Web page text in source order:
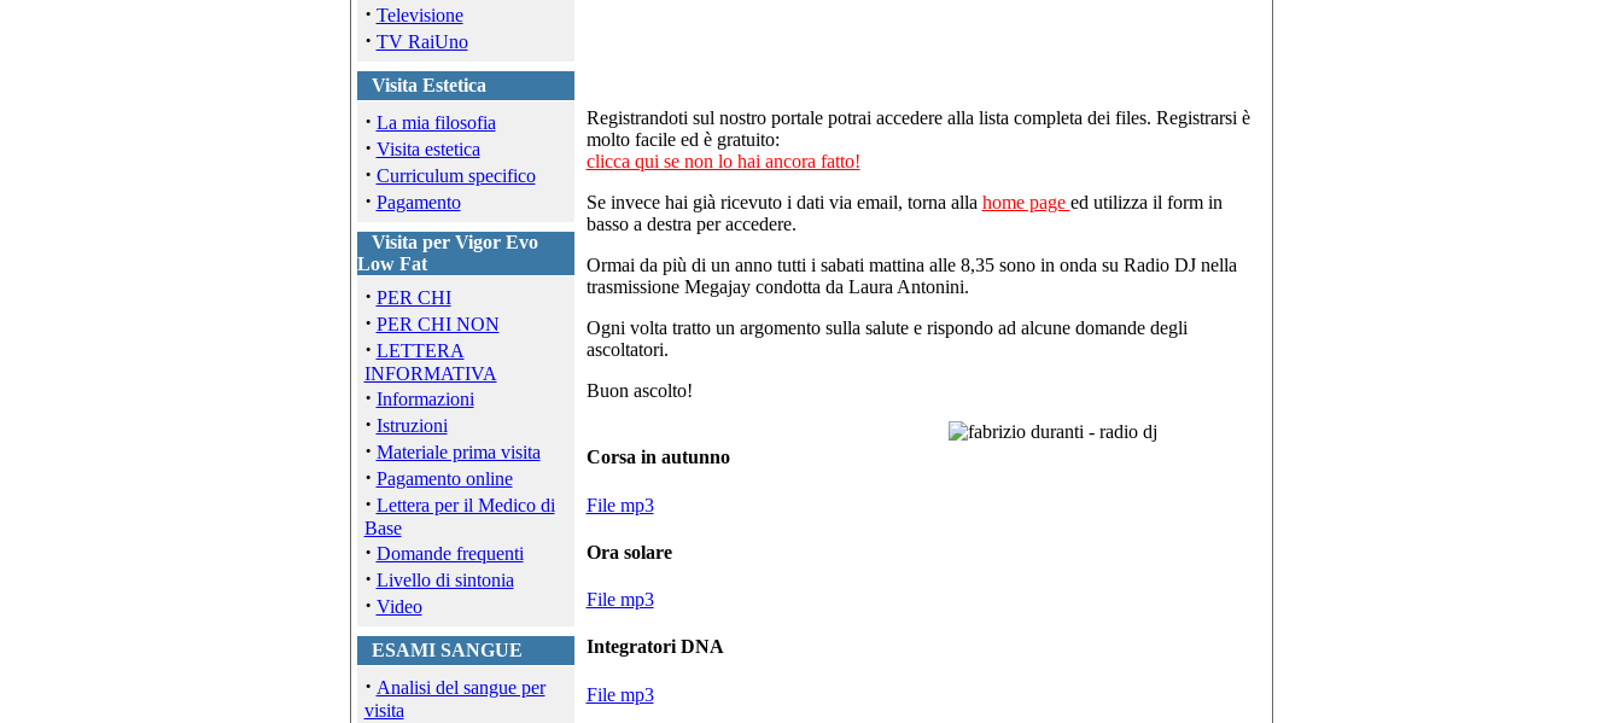
· Televisione
· TV RaiUno
Visita Estetica
· La mia filosofia
· Visita estetica
· Curriculum specifico
· Pagamento
Visita per Vigor Evo
Low Fat
· PER CHI
· PER CHI NON
· LETTERA
INFORMATIVA
· Informazioni
· Istruzioni
· Materiale prima visita
· Pagamento online
· Lettera per il Medico di
Base
· Domande frequenti
· Livello di sintonia
· Video
ESAMI SANGUE
· Analisi del sangue per
visita
Registrandoti sul nostro portale potrai accedere alla lista completa dei files. Registrarsi è
molto facile ed è gratuito:
clicca qui se non lo hai ancora fatto!
Se invece hai già ricevuto i dati via email, torna alla home page ed utilizza il form in
basso a destra per accedere.
Ormai da più di un anno tutti i sabati mattina alle 8,35 sono in onda su Radio DJ nella
trasmissione Megajay condotta da Laura Antonini.
Ogni volta tratto un argomento sulla salute e rispondo ad alcune domande degli
ascoltatori.
Buon ascolto!
Corsa in autunno
File mp3
Ora solare
File mp3
Integratori DNA
File mp3